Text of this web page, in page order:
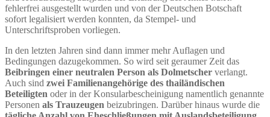
fehlerfrei ausgestellt wurden und von der Deutschen Botschaft
sofort legalisiert werden konnten, da Stempel- und
Unterschriftsproben vorliegen.
In den letzten Jahren sind dann immer mehr Auflagen und
Bedingungen dazugekommen. So wird seit geraumer Zeit das
Beibringen einer neutralen Person als Dolmetscher verlangt.
Auch sind zwei Familienangehörige des thailändischen
Beteiligten oder in der Konsularbescheinigung namentlich genannte
Personen als Trauzeugen beizubringen. Darüber hinaus wurde die